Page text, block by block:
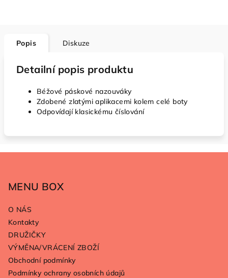
Popis Diskuze
Detailní popis produktu
Béžové páskové nazouváky
Zdobené zlatými aplikacemi kolem celé boty
Odpovídají klasickému číslování
MENU BOX
O NÁS
Kontakty
DRUŽIČKY
VÝMĚNA/VRÁCENÍ ZBOŽÍ
Obchodní podmínky
Podmínky ochrany osobních údajů